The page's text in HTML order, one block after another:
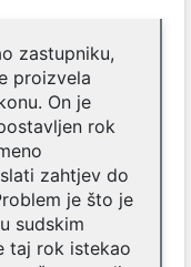
zastupniku,
proizvela
On je
rok
zahtjev do
je što je
sudskim
taj rok istekao